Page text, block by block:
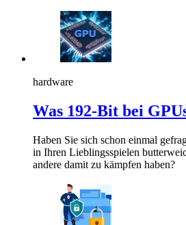
hardware
Was 192-Bit bei
Haben Sie sich schon einmal
in Ihren Lieblingsspielen
andere damit zu kämpfen haben?